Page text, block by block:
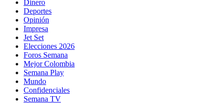
Dinero
Deportes
Opinión
Impresa
Jet Set
Elecciones 2026
Foros Semana
Mejor Colombia
Semana Play
Mundo
Confidenciales
Semana TV